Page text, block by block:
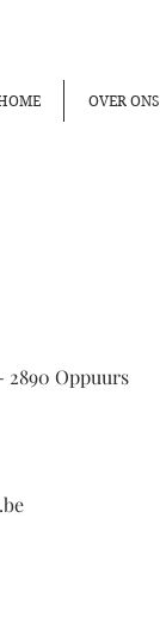
OVER ONS
2890 Oppuurs